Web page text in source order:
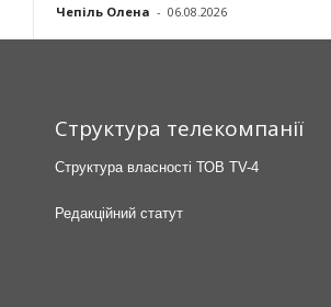
Чепіль Олена - 06.08.2026
Структура телекомпанії
Структура власності ТОВ TV-4
Редакційний статут